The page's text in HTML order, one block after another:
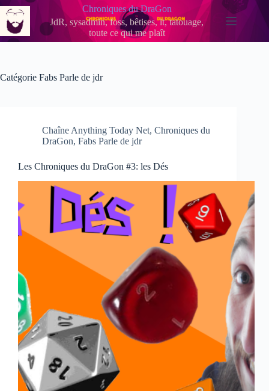
Passer
au
contenu
Chroniques du DraGon
JdR, sysadmin, foss, bêtises, it, tatouage,
toute ce qui me plaît
Catégorie Fabs Parle de jdr
Chaîne Anything Today Net, Chroniques du
DraGon, Fabs Parle de jdr
Les Chroniques du DraGon #3: les Dés